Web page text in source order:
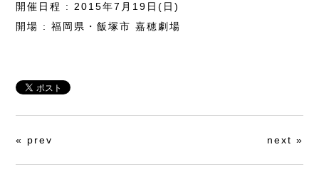
開催日程 : 2015年7月19日(日)
開場 : 福岡県・飯塚市 嘉穂劇場
« prev next »